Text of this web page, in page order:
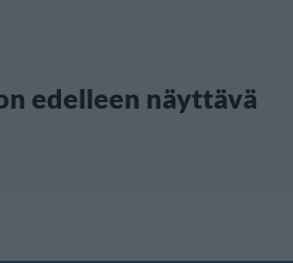
edelleen näyttävä